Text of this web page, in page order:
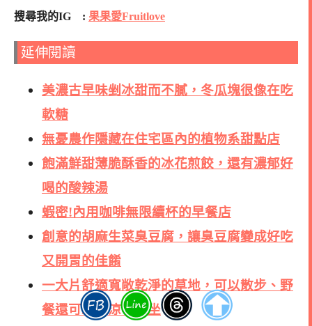
搜尋我的IG : 果果愛Fruitlove
延伸閱讀
美濃古早味剉冰甜而不膩，冬瓜塊很像在吃
軟糖
無憂農作隱藏在住宅區內的植物系甜點店
飽滿鮮甜薄脆酥香的冰花煎餃，還有濃郁好
喝的酸辣湯
蝦密!內用咖啡無限續杯的早餐店
創意的胡麻生菜臭豆腐，讓臭豆腐變成好吃
又開胃的佳餚
一大片舒適寬敞乾淨的草地，可以散步、野
餐還可以在涼亭乘坐